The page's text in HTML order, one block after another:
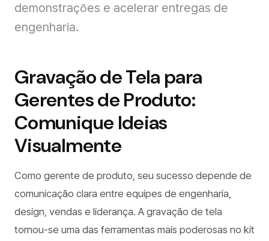
demonstrações e acelerar entregas de
engenharia.
Gravação de Tela para
Gerentes de Produto:
Comunique Ideias
Visualmente
Como gerente de produto, seu sucesso depende de
comunicação clara entre equipes de engenharia,
design, vendas e liderança. A gravação de tela
tornou-se uma das ferramentas mais poderosas no kit